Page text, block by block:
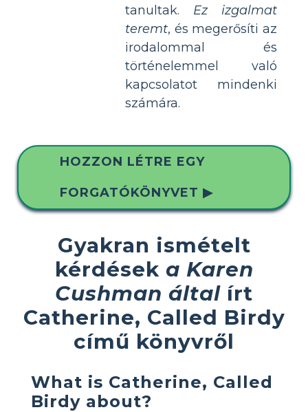
tanultak. Ez izgalmat
teremt, és megerősíti az
irodalommal és
történelemmel való
kapcsolatot mindenki
számára.
HOZZON LÉTRE EGY
FORGATÓKÖNYVET ▶
Gyakran ismételt
kérdések a Karen
Cushman által írt
Catherine, Called Birdy
című könyvről
What is Catherine, Called
Birdy about?